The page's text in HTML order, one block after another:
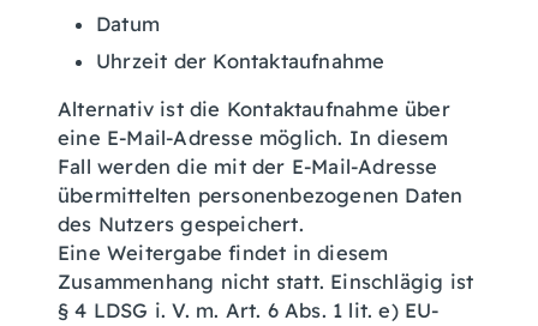
Datum
Uhrzeit der Kontaktaufnahme
Alternativ ist die Kontaktaufnahme über
eine E-Mail-Adresse möglich. In diesem
Fall werden die mit der E-Mail-Adresse
übermittelten personenbezogenen Daten
des Nutzers gespeichert.
Eine Weitergabe findet in diesem
Zusammenhang nicht statt. Einschlägig ist
§ 4 LDSG i. V. m. Art. 6 Abs. 1 lit. e) EU-